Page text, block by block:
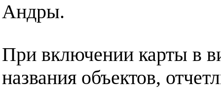
Андры.
При включении карты в
названия объектов,